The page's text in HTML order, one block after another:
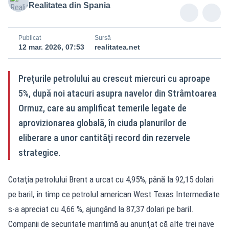
Realitatea din Spania
Publicat
12 mar. 2026, 07:53
Sursă
realitatea.net
Preţurile petrolului au crescut miercuri cu aproape
5%, după noi atacuri asupra navelor din Strâmtoarea
Ormuz, care au amplificat temerile legate de
aprovizionarea globală, în ciuda planurilor de
eliberare a unor cantităţi record din rezervele
strategice.
Cotaţia petrolului Brent a urcat cu 4,95%, până la 92,15 dolari
pe baril, în timp ce petrolul american West Texas Intermediate
s-a apreciat cu 4,66 %, ajungând la 87,37 dolari pe baril.
Companii de securitate maritimă au anunţat că alte trei nave